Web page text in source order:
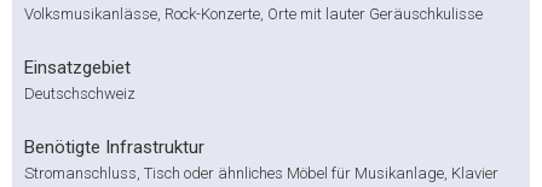
Volksmusikanlässe, Rock-Konzerte, Orte mit lauter Geräuschkulisse
Einsatzgebiet
Deutschschweiz
Benötigte Infrastruktur
Stromanschluss, Tisch oder ähnliches Möbel für Musikanlage, Klavier